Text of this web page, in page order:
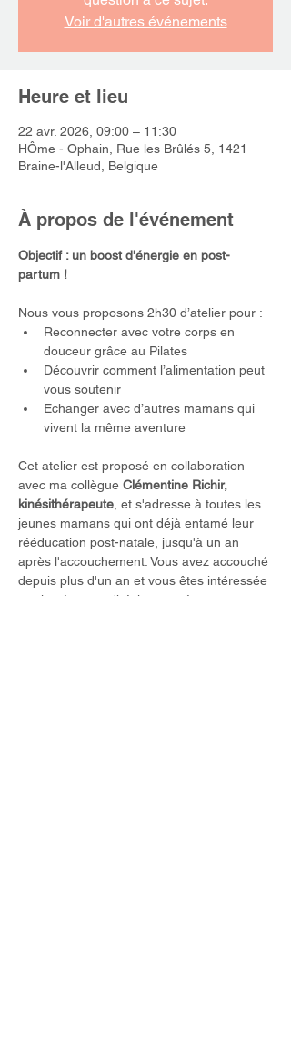
Voir d'autres événements
Heure et lieu
22 avr. 2026, 09:00 – 11:30
HÔme - Ophain, Rue les Brûlés 5, 1421
Braine-l'Alleud, Belgique
À propos de l'événement
Objectif : un boost d'énergie en post-
partum !
Nous vous proposons 2h30 d’atelier pour :
Reconnecter avec votre corps en
douceur grâce au Pilates
Découvrir comment l’alimentation peut
vous soutenir
Echanger avec d’autres mamans qui
vivent la même aventure
Cet atelier est proposé en collaboration
avec ma collègue Clémentine Richir,
kinésithérapeute , et s'adresse à toutes les
jeunes mamans qui ont déjà entamé leur
rééducation post-natale, jusqu'à un an
après l'accouchement. Vous avez accouché
depuis plus d'un an et vous êtes intéressée
par la séance : n'hésitez pas à nous